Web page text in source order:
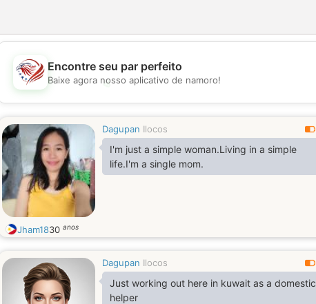
💖
Encontre seu par perfeito
Baixe agora nosso aplicativo de namoro!
Dagupan Ilocos
I'm just a simple woman.Living in a simple
life.I'm a single mom.
Jham1830 anos
Dagupan Ilocos
Just working out here in kuwait as a domestic
helper